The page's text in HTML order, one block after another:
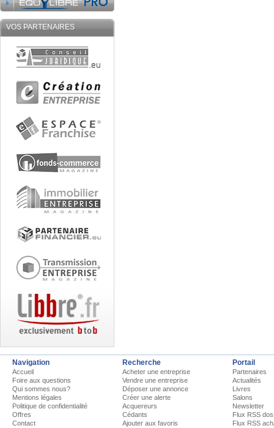
VOS PARTENAIRES
Navigation
Accueil
Foire aux questions
Qui sommes nous?
Mentions légales
Politique de confidentialité
Offres
Contact
Recherche
Acheter une entreprise
Vendre une entreprise
Déposer une annonce
Créer une alerte
Acquereurs
Cédants
Ajouter aux favoris
Portail
Partenaires
Actualités
Livres
Salons
Newsletter
Flux RSS
Flux RSS